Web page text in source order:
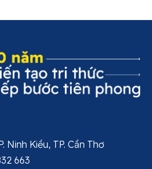
Ninh Kiều, TP. Cần Thơ
663